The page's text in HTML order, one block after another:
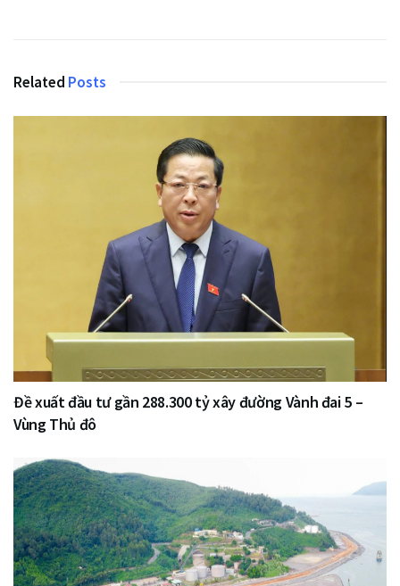
Related Posts
Đề xuất đầu tư gần 288.300 tỷ xây đường Vành đai 5 –
Vùng Thủ đô